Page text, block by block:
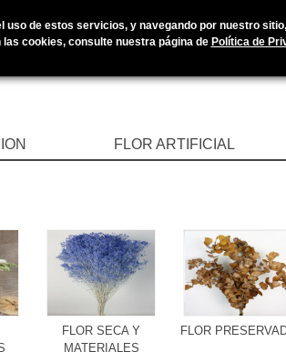
FLOR ARTIFICIAL
FLOR SECA Y
MATERIALES
FLOR
de estos servicios, y navegando por nuestro
cookies, consulte nuestra página de Política de